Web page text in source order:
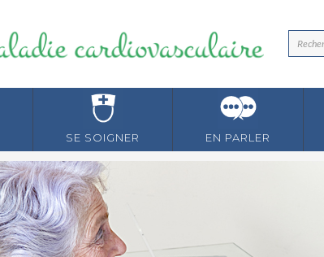
SE SOIGNER EN PARLER